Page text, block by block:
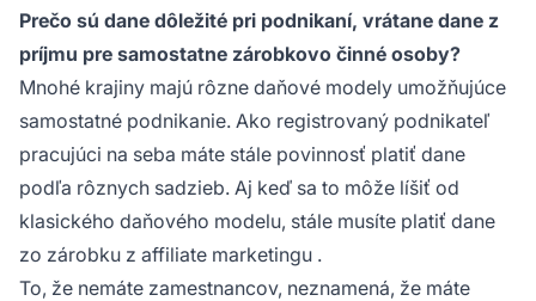
Prečo sú dane dôležité pri podnikaní, vrátane dane z
príjmu pre samostatne zárobkovo činné osoby?
Mnohé krajiny majú rôzne daňové modely umožňujúce
samostatné podnikanie. Ako registrovaný podnikateľ
pracujúci na seba máte stále povinnosť platiť dane
podľa rôznych sadzieb. Aj keď sa to môže líšiť od
klasického daňového modelu, stále musíte platiť dane
zo zárobku z affiliate marketingu .
To, že nemáte zamestnancov, neznamená, že máte